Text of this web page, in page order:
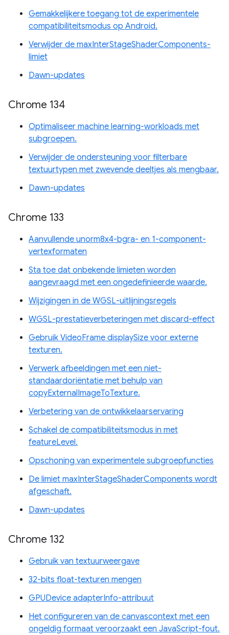
Gemakkelijkere toegang tot de experimentele
compatibiliteitsmodus op Android.
Verwijder de maxInterStageShaderComponents-
limiet
Dawn-updates
Chrome 134
Optimaliseer machine learning-workloads met
subgroepen.
Verwijder de ondersteuning voor filterbare
textuurtypen met zwevende deeltjes als mengbaar.
Dawn-updates
Chrome 133
Aanvullende unorm8x4-bgra- en 1-component-
vertexformaten
Sta toe dat onbekende limieten worden
aangevraagd met een ongedefinieerde waarde.
Wijzigingen in de WGSL-uitlijningsregels
WGSL-prestatieverbeteringen met discard-effect
Gebruik VideoFrame displaySize voor externe
texturen.
Verwerk afbeeldingen met een niet-
standaardoriëntatie met behulp van
copyExternalImageToTexture.
Verbetering van de ontwikkelaarservaring
Schakel de compatibiliteitsmodus in met
featureLevel.
Opschoning van experimentele subgroepfuncties
De limiet maxInterStageShaderComponents wordt
afgeschaft.
Dawn-updates
Chrome 132
Gebruik van textuurweergave
32-bits float-texturen mengen
GPUDevice adapterInfo-attribuut
Het configureren van de canvascontext met een
ongeldig formaat veroorzaakt een JavaScript-fout.